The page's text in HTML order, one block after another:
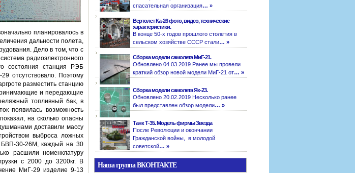
планировалось в
дальности полета,
Дело в том, что с
радиоэлектронного
состояния станция РЭБ
отсутствовало. Поэтому
разместить станцию
и передающие
топливный бак, в
появилась возможность
на сколько опасны
доставили массу
выброса ложных
БВП-30-26М, каждый на 30
расшили номенклатуру
с 2000 до 3200кг. В
МиГ-29 изделие 9-13
спасательная организация… »
Вертолет Ка-26 фото, видео, технические
характеристики.
В конце 50-х годов прошлого столетия в
сельском хозяйстве СССР стали… »
Сборка модели самолета МиГ-21.
Обновлено 04.03.2019 Ранее мы провели
краткий обзор новой модели МиГ-21 от… »
Сборка модели самолета Як-23.
Обновлено 20.02.2019 Несколько ранее
был представлен обзор модели… »
Танк Т-35. Модель фирмы Звезда
После Революции и окончании
Гражданской войны, в молодой
советской… »
Наша группа ВКОНТАКТЕ